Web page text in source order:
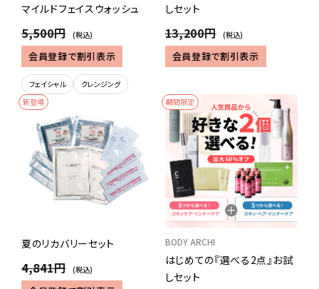
マイルドフェイスウォッシュ
5,500円 (税込)
会員登録で割引表示
フェイシャル クレンジング
しセット
13,200円 (税込)
会員登録で割引表示
新登場
夏のリカバリーセット
4,841円 (税込)
期間限定
BODY ARCHI
はじめての『選べる2点』お試
しセット